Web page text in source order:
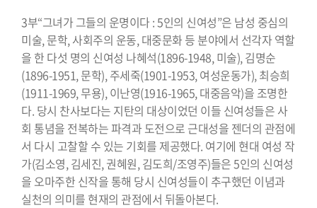
3부“그녀가 그들의 운명이다 : 5인의 신여성”은 남성 중심의
미술, 문학, 사회주의 운동, 대중문화 등 분야에서 선각자 역할
을 한 다섯 명의 신여성 나혜석(1896-1948, 미술), 김명순
(1896-1951, 문학), 주세죽(1901-1953, 여성운동가), 최승희
(1911-1969, 무용), 이난영(1916-1965, 대중음악)을 조명한
다. 당시 찬사보다는 지탄의 대상이었던 이들 신여성들은 사
회 통념을 전복하는 파격과 도전으로 근대성을 젠더의 관점에
서 다시 고찰할 수 있는 기회를 제공했다. 여기에 현대 여성 작
가(김소영, 김세진, 권혜원, 김도희/조영주)들은 5인의 신여성
을 오마주한 신작을 통해 당시 신여성들이 추구했던 이념과
실천의 의미를 현재의 관점에서 뒤돌아본다.